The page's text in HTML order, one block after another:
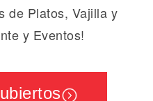
de Platos, Vajilla y
y Eventos!